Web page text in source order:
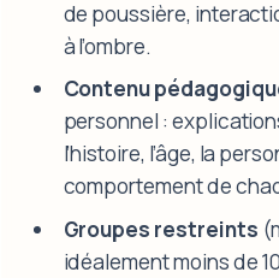
de poussière,
à l’ombre.
Contenu
personnel :
l’histoire, l’âge, la
comportement de
Groupes restreints
idéalement moins de